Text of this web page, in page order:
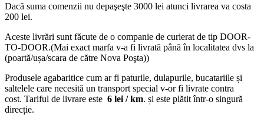
Dacă suma comenzii nu depaşeşte 3000 lei atunci livrarea va costa
200 lei.
Aceste livrări sunt făcute de o companie de curierat de tip DOOR-
TO-DOOR.(Mai exact marfa v-a fi livrată până în localitatea dvs la
(poartă/ușa/scara de către Nova Poşta))
Produsele agabaritice cum ar fi paturile, dulapurile, bucatariile și
saltelele care necesită un transport special v-or fi livrate contra
cost. Tariful de livrare este 6 lei / km. și este plătit într-o singură
direcție.